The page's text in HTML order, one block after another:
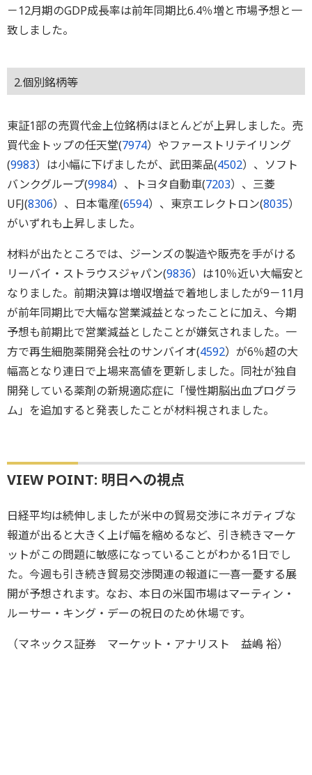
－12月期のGDP成長率は前年同期比6.4％増と市場予想と一
致しました。
2.個別銘柄等
東証1部の売買代金上位銘柄はほとんどが上昇しました。売
買代金トップの任天堂(7974）やファーストリテイリング
(9983）は小幅に下げましたが、武田薬品(4502）、ソフト
バンクグループ(9984）、トヨタ自動車(7203）、三菱
UFJ(8306）、日本電産(6594）、東京エレクトロン(8035）
がいずれも上昇しました。
材料が出たところでは、ジーンズの製造や販売を手がける
リーバイ・ストラウスジャパン(9836）は10％近い大幅安と
なりました。前期決算は増収増益で着地しましたが9－11月
が前年同期比で大幅な営業減益となったことに加え、今期
予想も前期比で営業減益としたことが嫌気されました。一
方で再生細胞薬開発会社のサンバイオ(4592）が6％超の大
幅高となり連日で上場来高値を更新しました。同社が独自
開発している薬剤の新規適応症に「慢性期脳出血プログラ
ム」を追加すると発表したことが材料視されました。
VIEW POINT: 明日への視点
日経平均は続伸しましたが米中の貿易交渉にネガティブな
報道が出ると大きく上げ幅を縮めるなど、引き続きマーケ
ットがこの問題に敏感になっていることがわかる1日でし
た。今週も引き続き貿易交渉関連の報道に一喜一憂する展
開が予想されます。なお、本日の米国市場はマーティン・
ルーサー・キング・デーの祝日のため休場です。
（マネックス証券 マーケット・アナリスト 益嶋 裕）